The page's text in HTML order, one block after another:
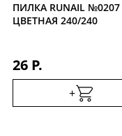
ПИЛКА RUNAIL №0207
ЦВЕТНАЯ 240/240
26 Р.
+